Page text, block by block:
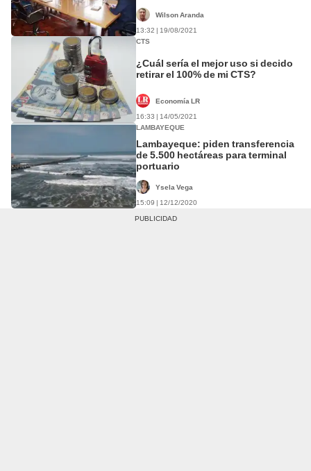
Wilson Aranda
13:32 | 19/08/2021
CTS
¿Cuál sería el mejor uso si decido
retirar el 100% de mi CTS?
Economía LR
16:33 | 14/05/2021
LAMBAYEQUE
Lambayeque: piden transferencia
de 5.500 hectáreas para terminal
portuario
Ysela Vega
15:09 | 12/12/2020